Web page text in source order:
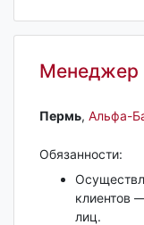
Менеджер
Пермь‎, Альфа-
Обязанности:
клиентов
лиц.